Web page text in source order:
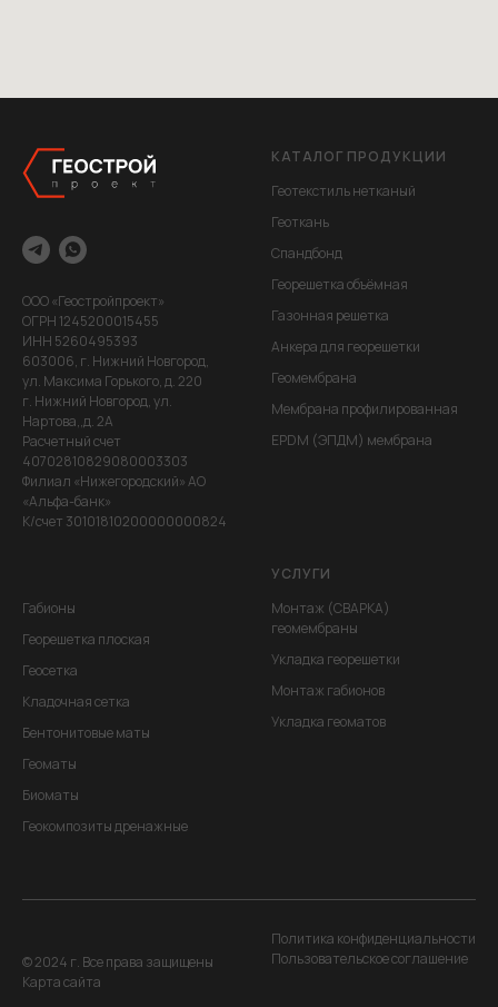
ООО «Геостройпроект»
ОГРН 1245200015455
ИНН 5260495393
603006, г. Нижний Новгород,
ул. Максима Горького, д. 220
г. Нижний Новгород, ул.
Нартова,,д. 2А
Расчетный счет
40702810829080003303
Филиал «Нижегородский» АО
«Альфа-банк»
К/счет 30101810200000000824
КАТАЛОГ ПРОДУКЦИИ
Геотекстиль нетканый
Геоткань
Спандбонд
Георешетка объёмная
Газонная решетка
Анкера для георешетки
Геомембрана
Мембрана профилированная
EPDM (ЭПДМ) мембрана
Габионы
Георешетка плоская
Геосетка
Кладочная сетка
Бентонитовые маты
Геоматы
Биоматы
Геокомпозиты дренажные
УСЛУГИ
Монтаж (СВАРКА)
геомембраны
Укладка георешетки
Монтаж габионов
Укладка геоматов
© 2024 г. Все права защищены
Карта сайта
Политика конфиденциальности
Пользовательское соглашение